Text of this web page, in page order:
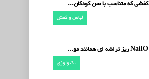
کفشی که متناسب با سن کودکان...
لباس و کفش
NailO ریز تراشه ای همانند مو...
تکنولوژی